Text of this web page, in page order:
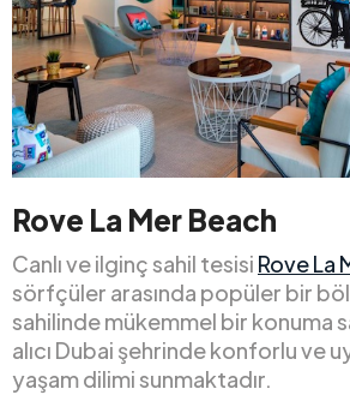
Rove La Mer Beach
Canlı ve ilginç sahil tesisi Rove La
sörfçüler arasında popüler bir
sahilinde mükemmel bir konuma
alıcı Dubai şehrinde konforlu ve
yaşam dilimi sunmaktadır.